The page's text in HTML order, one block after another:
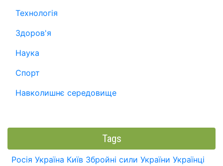
Технологія
Здоров'я
Наука
Спорт
Навколишнє середовище
Tags
Росія Україна Київ Збройні сили України Українці